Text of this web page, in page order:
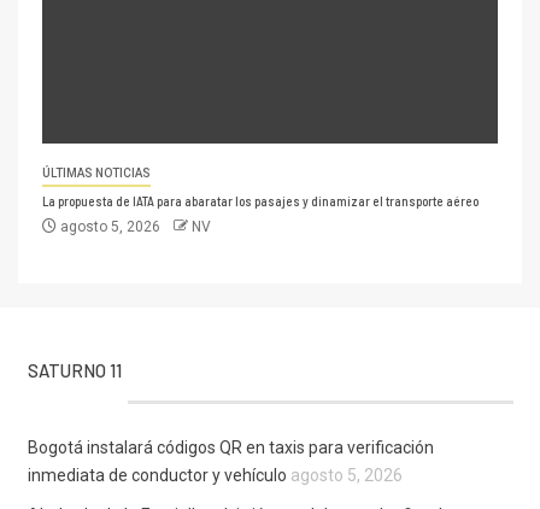
ÚLTIMAS NOTICIAS
La propuesta de IATA para abaratar los pasajes y dinamizar el transporte aéreo
agosto 5, 2026 NV
SATURNO 11
Bogotá instalará códigos QR en taxis para verificación
inmediata de conductor y vehículo agosto 5, 2026